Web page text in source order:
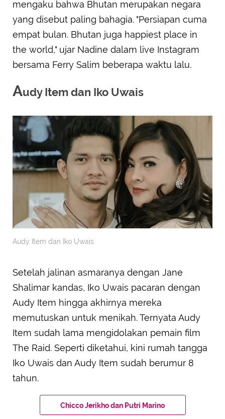
mengaku bahwa Bhutan merupakan negara
yang disebut paling bahagia. "Persiapan cuma
empat bulan. Bhutan juga happiest place in
the world," ujar Nadine dalam live Instagram
bersama Ferry Salim beberapa waktu lalu.
Audy Item dan Iko Uwais
Audy Item dan Iko Uwais
Setelah jalinan asmaranya dengan Jane
Shalimar kandas, Iko Uwais pacaran dengan
Audy Item hingga akhirnya mereka
memutuskan untuk menikah. Ternyata Audy
Item sudah lama mengidolakan pemain film
The Raid. Seperti diketahui, kini rumah tangga
Iko Uwais dan Audy Item sudah berumur 8
tahun.
Chicco Jerikho dan Putri Marino